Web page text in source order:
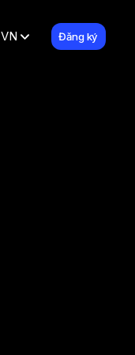
VN Đăng ký